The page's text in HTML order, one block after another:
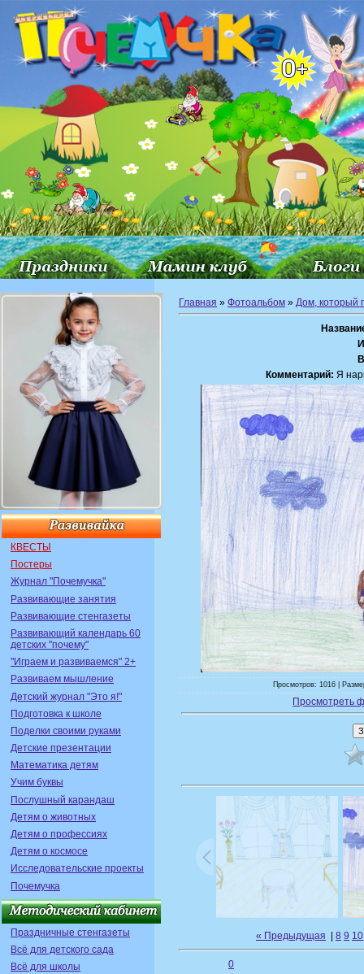
КВЕСТЫ
Постеры
Журнал "Почемучка"
Развивающие занятия
Развивающие стенгазеты
Развивающий календарь 60
детских "почему"
"Играем и развиваемся" 2+
Развиваем мышление
Детский журнал "Это я!"
Подготовка к школе
Поделки своими руками
Детские презентации
Математика детям
Учим буквы
Послушный карандаш
Детям о животных
Детям о профессиях
Детям о космосе
Исследовательские проекты
Почемучка
Праздничные стенгазеты
Всё для детского сада
Всё для школы
Главная » Фотоальбом » Дом, который
Комментарий: Я
Просмотров: 1016 |
Просмотреть
« Предыдущая 8 9 10
0